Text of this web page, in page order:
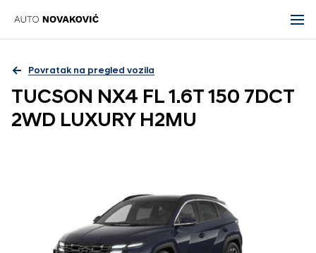
Povratak na pregled vozila
TUCSON NX4 FL 1.6T 150 7DCT
2WD LUXURY H2MU